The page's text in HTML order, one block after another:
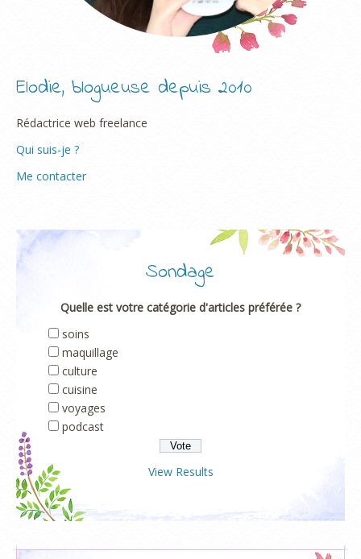
Elodie, blogueuse depuis 2010
Rédactrice web freelance
Qui suis-je ?
Me contacter
Sondage
Quelle est votre catégorie d'articles préférée ?
soins
maquillage
culture
cuisine
voyages
podcast
View Results